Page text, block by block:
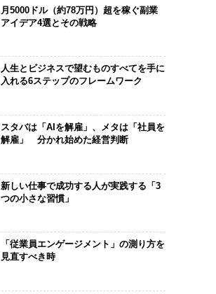
月5000ドル（約78万円）超を稼ぐ副業
アイデア4選とその戦略
人生とビジネスで望むものすべてを手に
入れる6ステップのフレームワーク
スタバは「AIを解雇」、メタは「社員を
解雇」 分かれ始めた経営判断
新しい仕事で成功する人が実践する「3
つの小さな習慣」
「従業員エンゲージメント」の測り方を
見直すべき時